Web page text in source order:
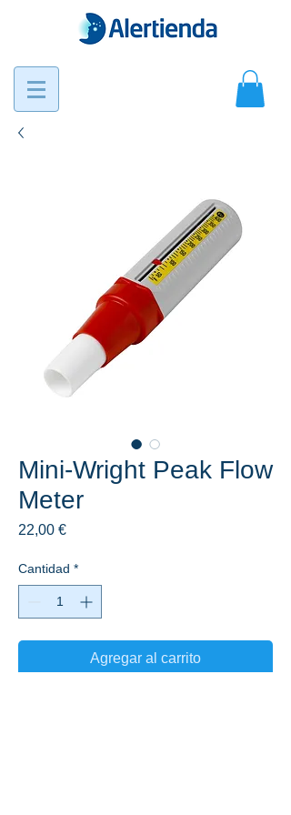
Mini-Wright Peak Flow
Meter
22,00 €Precio
Cantidad *
Agregar al carrito